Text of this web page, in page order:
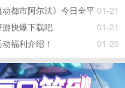
01-21
都市阿尔法》今日全平
01-21
快爆下载吧
01-20
福利介绍！